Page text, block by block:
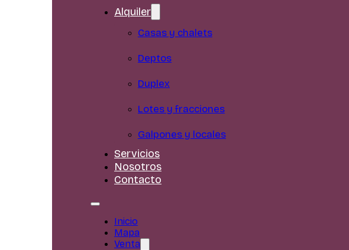
Alquiler
Casas y chalets
Deptos
Duplex
Lotes y fracciones
Galpones y locales
Servicios
Nosotros
Contacto
Inicio
Mapa
Venta